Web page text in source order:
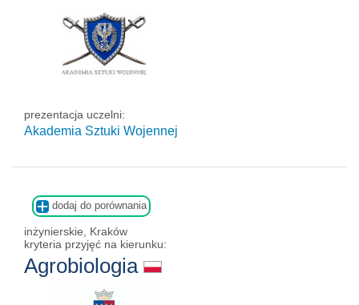
prezentacja uczelni:
Akademia Sztuki Wojennej
dodaj do porównania
inżynierskie, Kraków
kryteria przyjęć na kierunku:
Agrobiologia